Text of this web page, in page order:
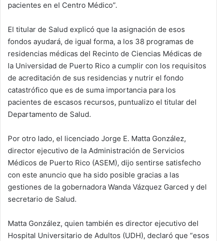
pacientes en el Centro Médico”.
El titular de Salud explicó que la asignación de esos
fondos ayudará, de igual forma, a los 38 programas de
residencias médicas del Recinto de Ciencias Médicas de
la Universidad de Puerto Rico a cumplir con los requisitos
de acreditación de sus residencias y nutrir el fondo
catastrófico que es de suma importancia para los
pacientes de escasos recursos, puntualizo el titular del
Departamento de Salud.
Por otro lado, el licenciado Jorge E. Matta González,
director ejecutivo de la Administración de Servicios
Médicos de Puerto Rico (ASEM), dijo sentirse satisfecho
con este anuncio que ha sido posible gracias a las
gestiones de la gobernadora Wanda Vázquez Garced y del
secretario de Salud.
Matta González, quien también es director ejecutivo del
Hospital Universitario de Adultos (UDH), declaró que “esos